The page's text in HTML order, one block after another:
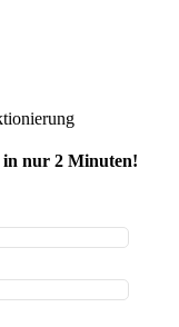
in nur 2 Minuten!